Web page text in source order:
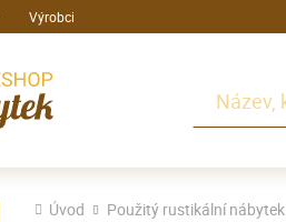
Výrobci
Hledat
Úvod Použitý rustikální nábytek